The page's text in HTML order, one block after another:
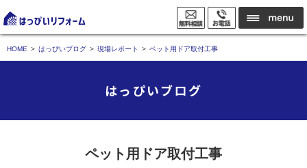
HOME はっぴいブログ 現場レポート ペット用ドア取付工事
はっぴいブログ
ペット用ドア取付工事